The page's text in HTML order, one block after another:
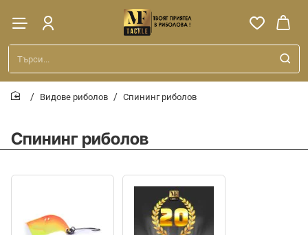
Търси...
Спининг риболов
Видове риболов Спининг риболов